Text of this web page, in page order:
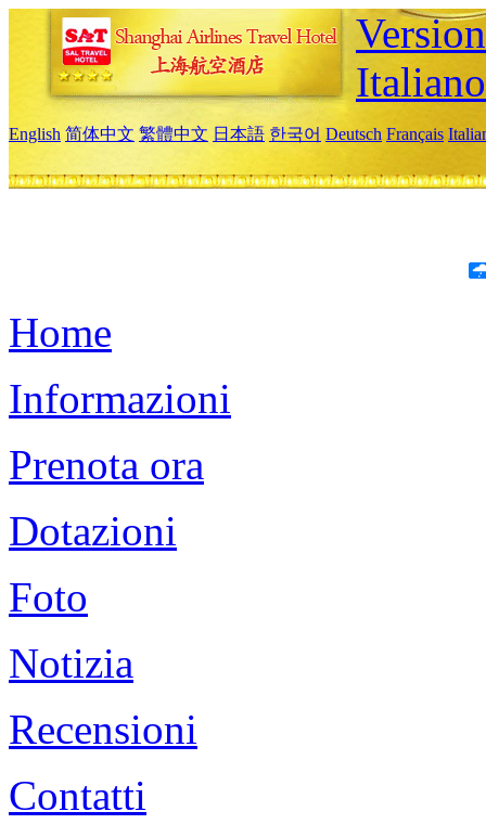
Italiano
English 简体中文 繁體中文 日本語 한국어 Deutsch Français
Home
Informazioni
Prenota ora
Dotazioni
Foto
Notizia
Recensioni
Contatti